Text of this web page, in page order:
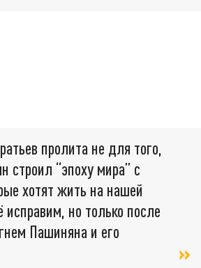
пролита не для того,
строил “эпоху мира” с
хотят жить на нашей
но только после
Пашиняна и его